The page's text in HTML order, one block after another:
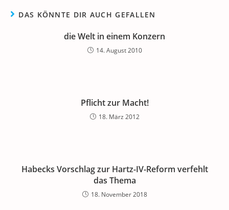
DAS KÖNNTE DIR AUCH GEFALLEN
die Welt in einem Konzern
14. August 2010
Pflicht zur Macht!
18. März 2012
Habecks Vorschlag zur Hartz-IV-Reform verfehlt
das Thema
18. November 2018